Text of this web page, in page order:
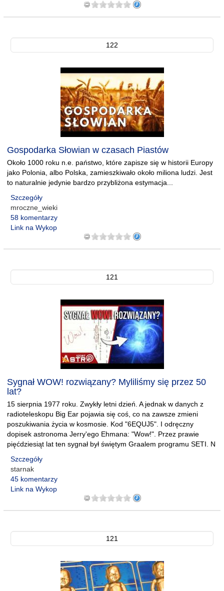
122
Gospodarka Słowian w czasach Piastów
Około 1000 roku n.e. państwo, które zapisze się w historii Europy
jako Polonia, albo Polska, zamieszkiwało około miliona ludzi. Jest
to naturalnie jedynie bardzo przybliżona estymacja...
Szczegóły
mroczne_wieki
58 komentarzy
Link na Wykop
121
Sygnał WOW! rozwiązany? Myliliśmy się przez 50
lat?
15 sierpnia 1977 roku. Zwykły letni dzień. A jednak w danych z
radioteleskopu Big Ear pojawia się coś, co na zawsze zmieni
poszukiwania życia w kosmosie. Kod "6EQUJ5". I odręczny
dopisek astronoma Jerry'ego Ehmana: "Wow!". Przez prawie
pięćdziesiąt lat ten sygnał był świętym Graalem programu SETI. N
Szczegóły
starnak
45 komentarzy
Link na Wykop
121